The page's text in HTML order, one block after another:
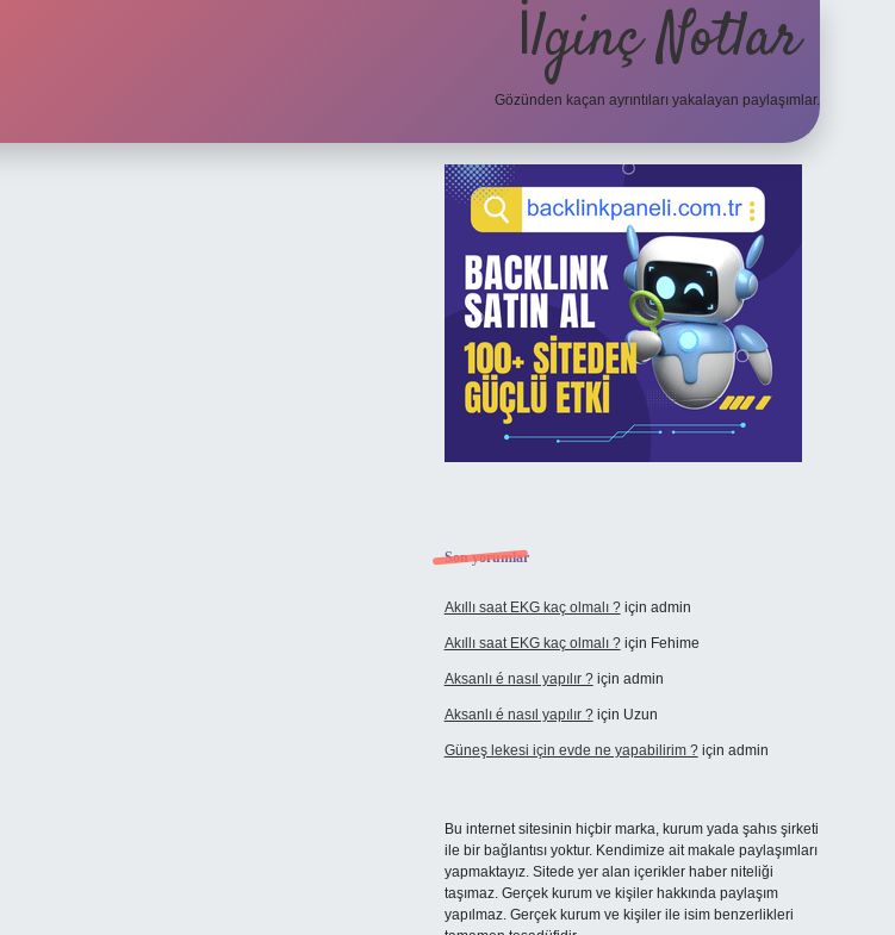
İlginç Notlar
Gözünden kaçan ayrıntıları yakalayan paylaşımlar.
Sidebar
Son yorumlar
Akıllı saat EKG kaç olmalı ?için admin
Akıllı saat EKG kaç olmalı ?için Fehime
Aksanlı é nasıl yapılır ?için admin
Aksanlı é nasıl yapılır ?için Uzun
Güneş lekesi için evde ne yapabilirim ?için admin
Bu internet sitesinin hiçbir marka, kurum yada şahıs şirketi
ile bir bağlantısı yoktur. Kendimize ait makale paylaşımları
yapmaktayız. Sitede yer alan içerikler haber niteliği
taşımaz. Gerçek kurum ve kişiler hakkında paylaşım
yapılmaz. Gerçek kurum ve kişiler ile isim benzerlikleri